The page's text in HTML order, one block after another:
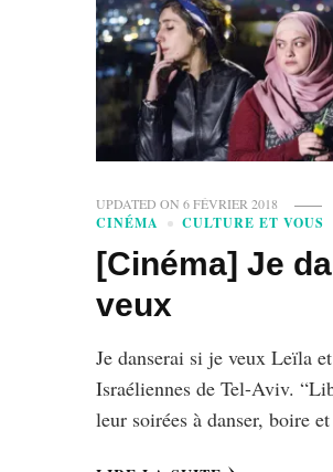
UPDATED ON6 FÉVRIER 2018
CINÉMA CULTURE ET VOUS
[Cinéma] Je
veux
Je danserai si je veux Leïla
Israéliennes de Tel-Aviv.
leur soirées à danser, boire